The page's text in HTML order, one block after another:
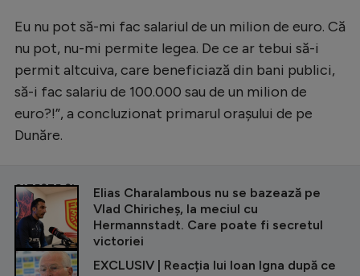
Eu nu pot să-mi fac salariul de un milion de euro. Că
nu pot, nu-mi permite legea. De ce ar tebui să-i
permit altcuiva, care beneficiază din bani publici,
să-i fac salariu de 100.000 sau de un milion de
euro?!”, a concluzionat primarul orașului de pe
Dunăre.
CITEȘTE ȘI
Elias Charalambous nu se bazează pe
Vlad Chiricheș, la meciul cu
Hermannstadt. Care poate fi secretul
victoriei
EXCLUSIV | Reacția lui Ioan Igna după ce